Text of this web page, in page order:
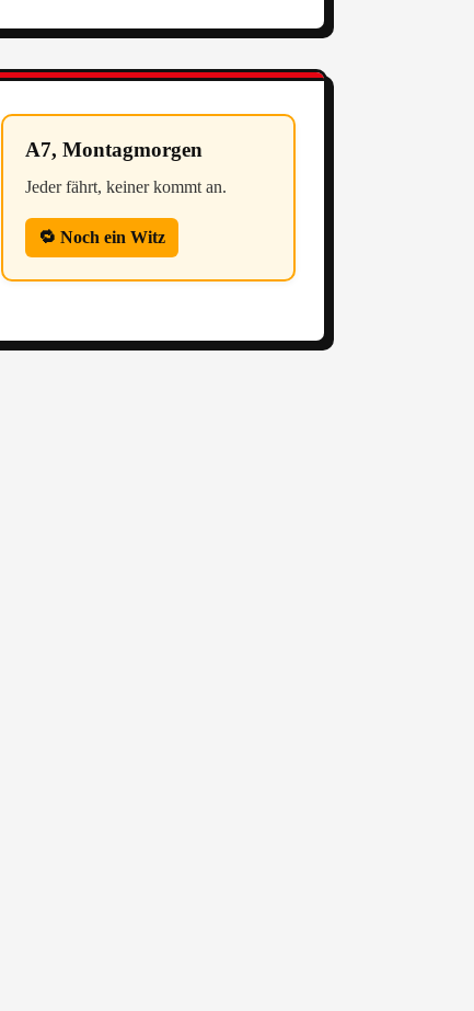
A7, Montagmorgen
Jeder fährt, keiner kommt an.
🔁 Noch ein Witz